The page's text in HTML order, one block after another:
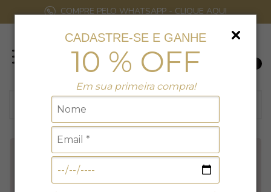
CADASTRE-SE E GANHE
10 % OFF
Em sua primeira compra!
COMPRE PELO WHATSAPP - CLIQUE AQUI